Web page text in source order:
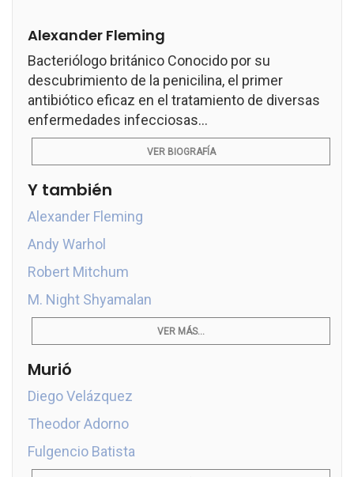
Alexander Fleming
Bacteriólogo británico Conocido por su
descubrimiento de la penicilina, el primer
antibiótico eficaz en el tratamiento de diversas
enfermedades infecciosas...
VER BIOGRAFÍA
Y también
Alexander Fleming
Andy Warhol
Robert Mitchum
M. Night Shyamalan
VER MÁS...
Murió
Diego Velázquez
Theodor Adorno
Fulgencio Batista